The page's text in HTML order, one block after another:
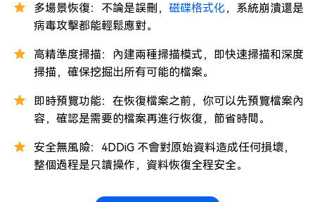
多場景恢復：不論是誤刪， 磁碟格式化 ，系統崩潰還是
病毒攻擊都能輕鬆應對。
高精準度掃描：內建兩種掃描模式，即快速掃描和深度
掃描，確保挖掘出所有可能的檔案。
即時預覽功能：在恢復檔案之前，你可以先預覽檔案內
容，確認是需要的檔案再進行恢復，節省時間。
安全無風險：4DDiG 不會對原始資料造成任何損壞，
整個過程是只讀操作，資料恢復全程安全。